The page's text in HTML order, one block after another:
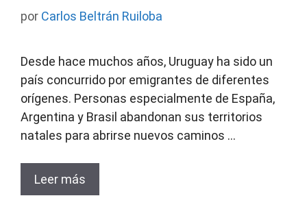
por Carlos Beltrán Ruiloba
Desde hace muchos años, Uruguay ha sido un
país concurrido por emigrantes de diferentes
orígenes. Personas especialmente de España,
Argentina y Brasil abandonan sus territorios
natales para abrirse nuevos caminos …
Leer más